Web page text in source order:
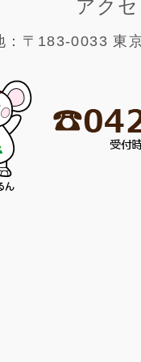
アク
：〒183-0033 東